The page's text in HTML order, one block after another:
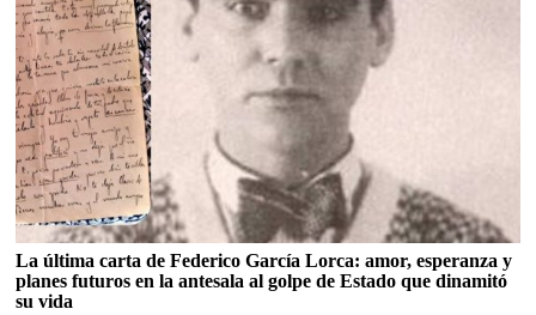
La última carta de Federico García Lorca: amor, esperanza y
planes futuros en la antesala al golpe de Estado que dinamitó
su vida